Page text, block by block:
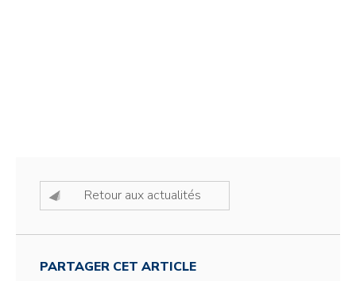
Retour aux actualités
PARTAGER CET ARTICLE